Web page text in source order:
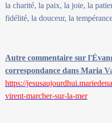
la charité, la paix, la joie, la
fidélité, la douceur, la
Autre commentaire sur
correspondance dans Maria
https://
virent-marcher-sur-la-mer